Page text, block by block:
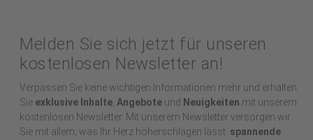
Melden Sie sich jetzt für unseren
kostenlosen Newsletter an!
Verpassen Sie keine wichtigen Informationen mehr und erhalten
Sie exklusive Inhalte, Angebote und Neuigkeiten mit unserem
kostenlosen Newsletter. Mit unserem Newsletter versorgen wir
Sie mit allem, was Ihr Herz höherschlagen lässt: spannende